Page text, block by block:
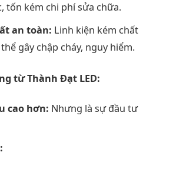
tốn kém chi phí sửa chữa.
an toàn: Linh kiện kém chất
gây chập cháy, nguy hiểm.
từ Thành Đạt LED:
cao hơn: Nhưng là sự đầu tư